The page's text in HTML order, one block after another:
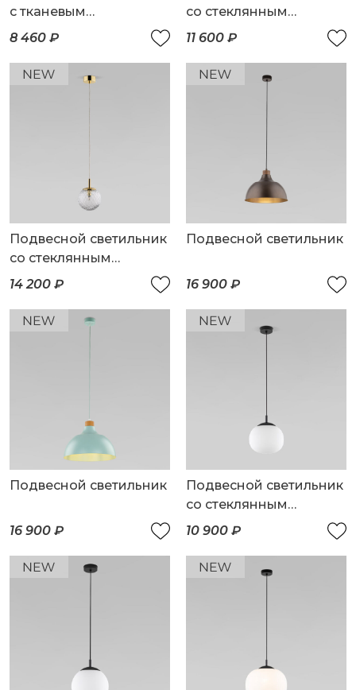
с тканевым
рассеивателем
8 460 ₽
со стеклянным
плафоном
11 600 ₽
Подвесной светильник
со стеклянным
плафоном
14 200 ₽
Подвесной светильник
16 900 ₽
Подвесной светильник
16 900 ₽
Подвесной светильник
со стеклянным
плафоном
10 900 ₽